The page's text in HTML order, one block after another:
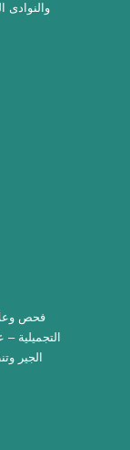
الأطفال
فحص
التجميلية
الجير
لأسنان